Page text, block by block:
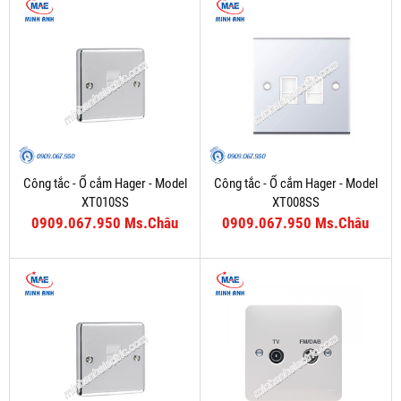
Công tắc - Ổ cắm Hager - Model
XT010SS
0909.067.950 Ms.Châu
Công tắc - Ổ cắm Hager - Model
XT008SS
0909.067.950 Ms.Châu